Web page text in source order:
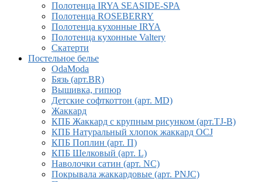
Полотенца IRYA SEASIDE-SPA
Полотенца ROSEBERRY
Полотенца кухонные IRYA
Полотенца кухонные Valtery
Скатерти
Постельное белье
OdaModa
Бязь (арт.BR)
Вышивка, гипюр
Детские софткоттон (арт. MD)
Жаккард
КПБ Жаккард с крупным рисунком (арт.TJ-B)
КПБ Натуральный хлопок жаккард OCJ
КПБ Поплин (арт. П)
КПБ Шелковый (арт. L)
Наволочки сатин (арт. NC)
Покрывала жаккардовые (арт. PNJC)